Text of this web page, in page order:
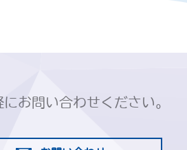
お問い合わせください。